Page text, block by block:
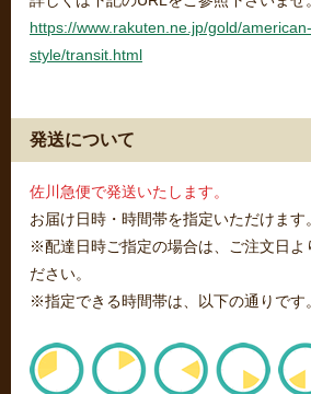
https://www.rakuten.ne.jp/gold/
style/transit.html
発送について
佐川急便で発送いたします。
お届け日時・時間帯を指定いただけます。
※配達日時ご指定の場合は、ご注文日よ
ださい。
※指定できる時間帯は、以下の通りです。